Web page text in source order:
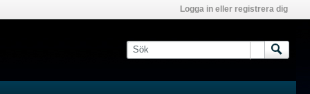
Logga in eller registrera dig